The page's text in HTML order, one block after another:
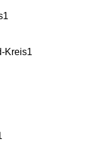
1
Kreis1